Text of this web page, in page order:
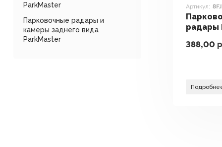
ParkMaster
Парковочные радары и
камеры заднего вида
ParkMaster
Артикул:
радары
388,00